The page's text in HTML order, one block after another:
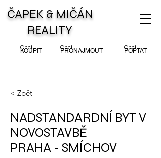
ČAPEK & MIČÁN
REALITY
Chci
KOUPIT Chci
PRONAJMOUT Chci
POPTAT
< Zpět
NADSTANDARDNÍ BYT V
NOVOSTAVBĚ
PRAHA - SMÍCHOV